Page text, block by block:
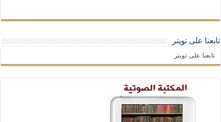
تابعنا على تويتر
تابعنا على تويتر